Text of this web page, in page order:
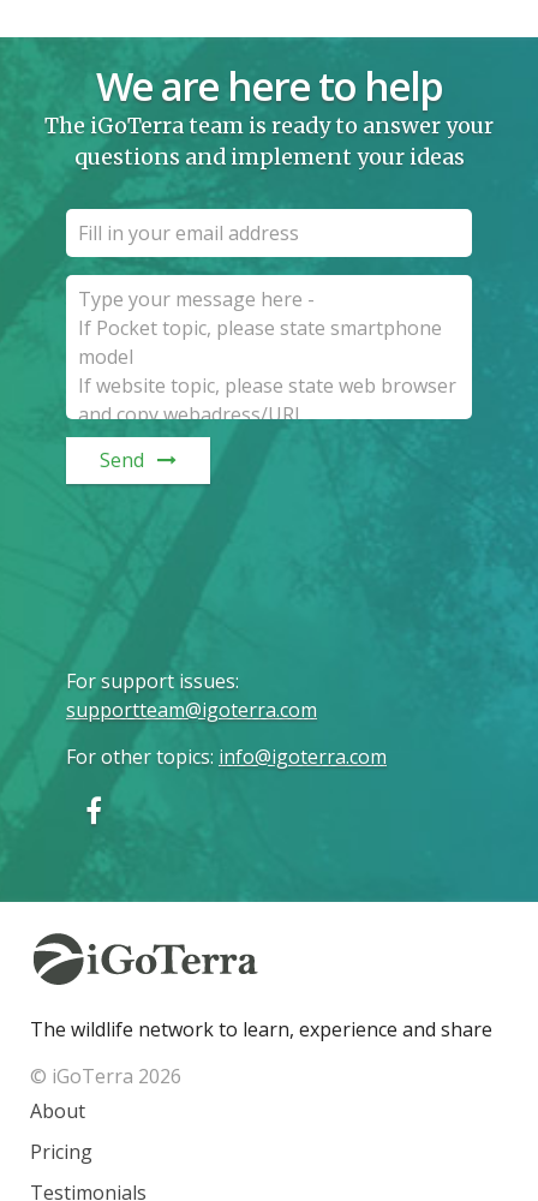
We are here to help
The iGoTerra team is ready to answer your
questions and implement your ideas
Send
For support issues:
supportteam@igoterra.com
For other topics: info@igoterra.com
The wildlife network to learn, experience and share
© iGoTerra 2026
About
Pricing
Testimonials